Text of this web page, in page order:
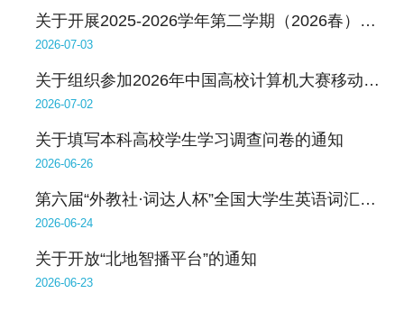
关于开展2025-2026学年第二学期（2026春）学生期末评教工作的通知
2026-07-03
关于组织参加2026年中国高校计算机大赛移动应用创新赛的通知
2026-07-02
关于填写本科高校学生学习调查问卷的通知
2026-06-26
第六届“外教社·词达人杯”全国大学生英语词汇能力大赛省赛通知
2026-06-24
关于开放“北地智播平台”的通知
2026-06-23